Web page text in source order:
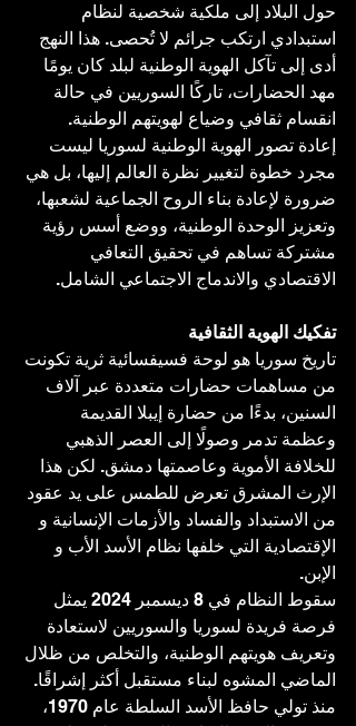
حول البلاد إلى ملكية شخصية لنظام
استبدادي ارتكب جرائم لا تُحصى. هذا النهج
أدى إلى تآكل الهوية الوطنية لبلد كان يومًا
مهد الحضارات، تاركًا السوريين في حالة
انقسام ثقافي وضياع لهويتهم الوطنية.
إعادة تصور الهوية الوطنية لسوريا ليست
مجرد خطوة لتغيير نظرة العالم إليها، بل هي
ضرورة لإعادة بناء الروح الجماعية لشعبها،
وتعزيز الوحدة الوطنية، ووضع أسس رؤية
مشتركة تساهم في تحقيق التعافي
الاقتصادي والاندماج الاجتماعي الشامل.
تفكيك الهوية الثقافية
تاريخ سوريا هو لوحة فسيفسائية ثرية تكونت
من مساهمات حضارات متعددة عبر آلاف
السنين، بدءًا من حضارة إيبلا القديمة
وعظمة تدمر وصولًا إلى العصر الذهبي
للخلافة الأموية وعاصمتها دمشق. لكن هذا
الإرث المشرق تعرض للطمس على يد عقود
من الاستبداد والفساد والأزمات الإنسانية و
الإقتصادية التي خلفها نظام الأسد الأب و
الإبن.
سقوط النظام في 8 ديسمبر 2024 يمثل
فرصة فريدة لسوريا والسوريين لاستعادة
وتعريف هويتهم الوطنية، والتخلص من ظلال
الماضي المشوه لبناء مستقبل أكثر إشراقًا.
منذ تولي حافظ الأسد السلطة عام 1970،